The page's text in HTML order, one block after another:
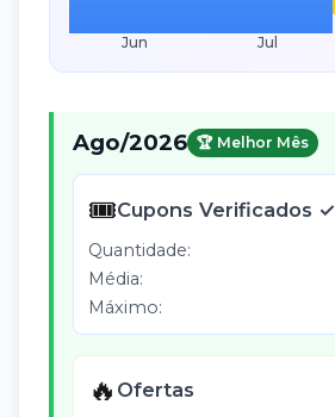
Jun Jul
Ago/2026 🏆 Melhor Mês
🎟️Cupons Verificados ✓
Quantidade:
Média:
Máximo:
🔥 Ofertas